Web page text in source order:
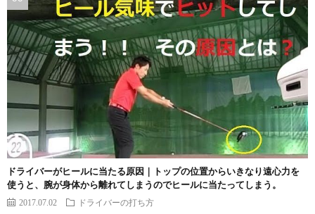
ドライバーがヒールに当たる原因｜トップの位置からいきなり遠心力を
使うと、腕が身体から離れてしまうのでヒールに当たってしまう。
2017.07.02 ドライバーの打ち方